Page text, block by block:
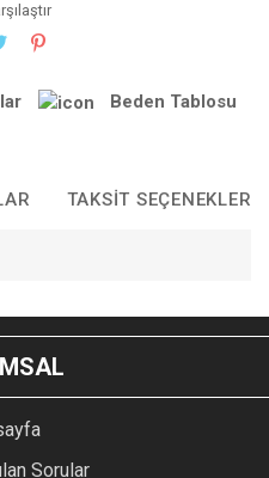
Beden Tablosu
TAKSIT SEÇENEKLERI
YAZ
açıklamalarında ve diğer
noktaları öneri formunu
görüntülenemiyor.
Sorular